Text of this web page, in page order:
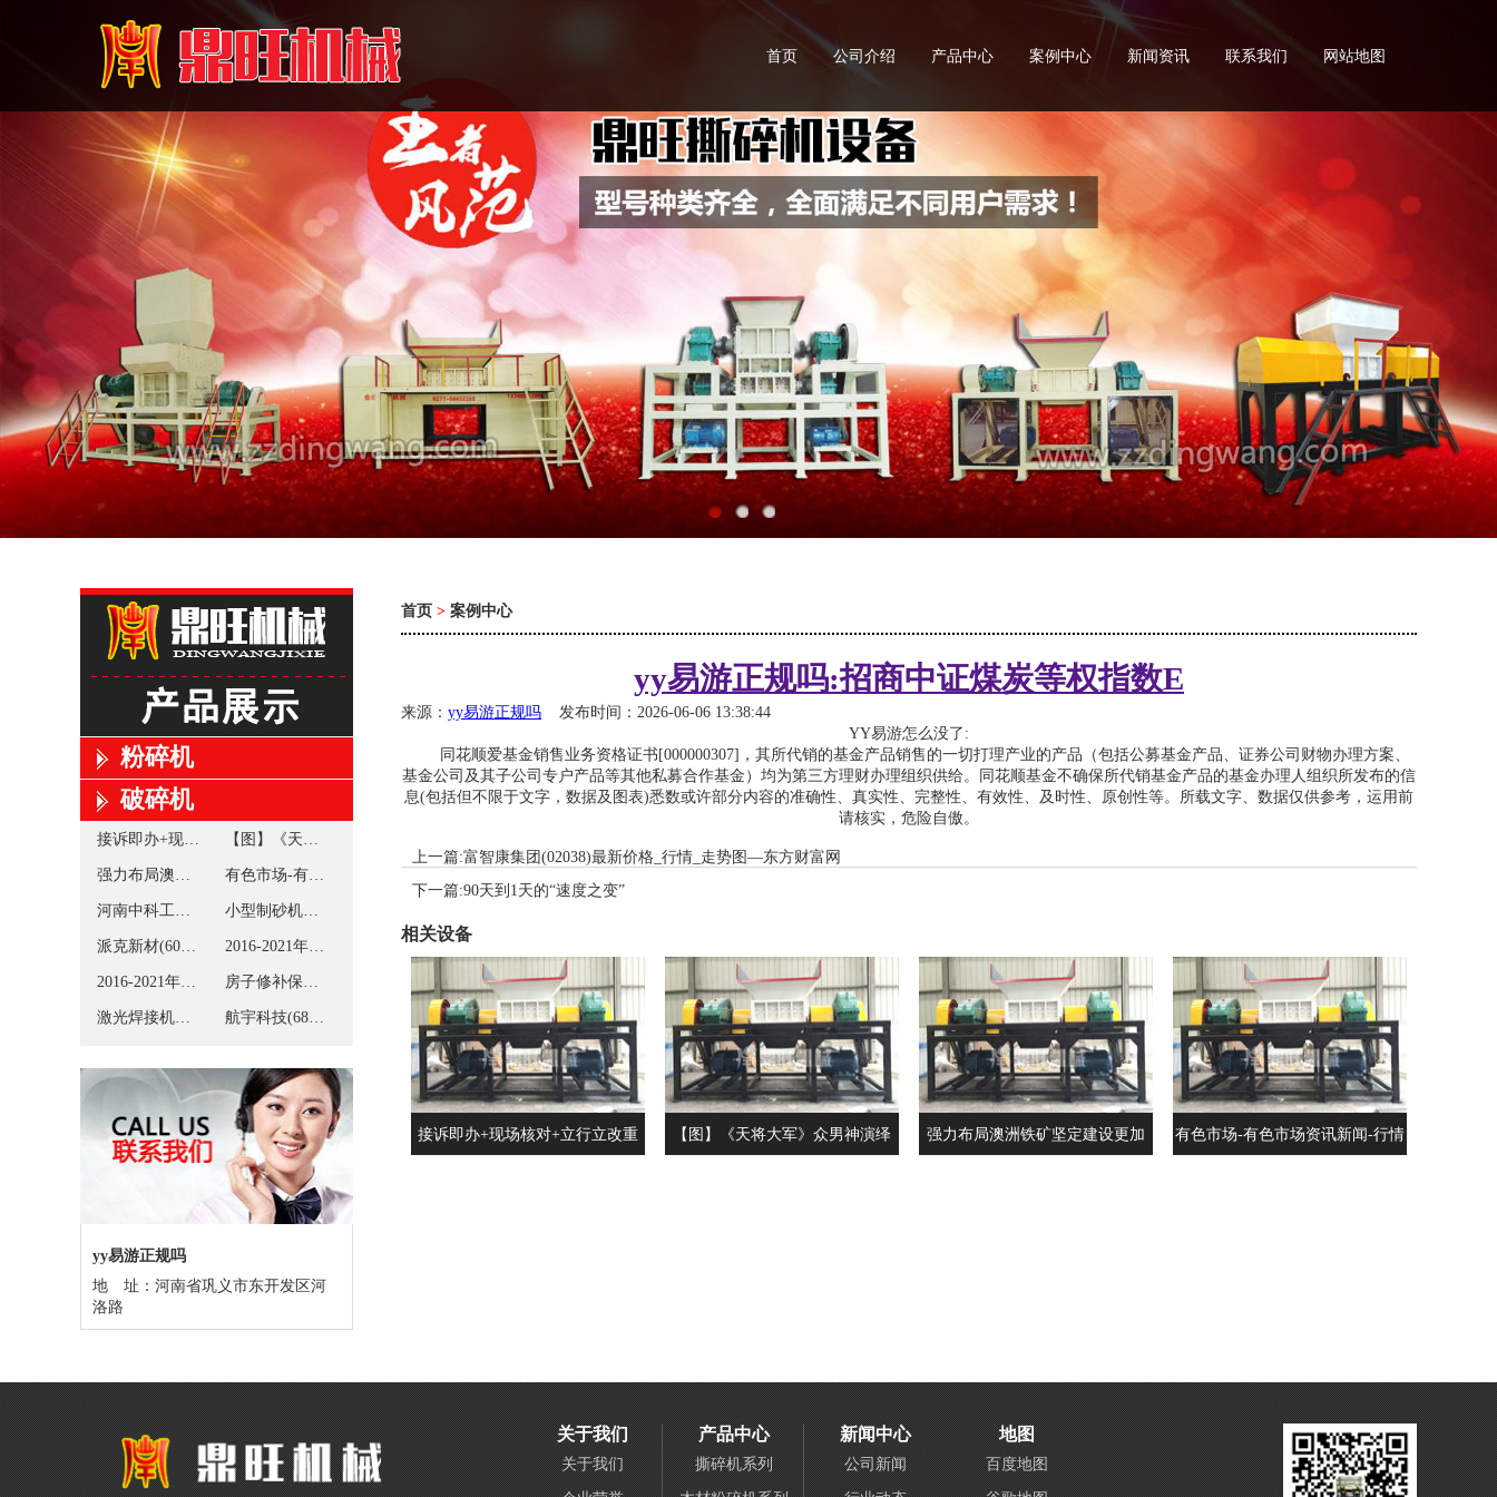
首页 公司介绍 产品中心 案例中心 新闻资讯 联系我们 网站地图
粉碎机
破碎机
yy易游正规吗
地 址：河南省巩义市东开发区河
洛路
首页 > 案例中心
yy易游正规吗:招商中证煤炭等权指数E
来源： yy易游正规吗 发布时间：2026-06-06 13:38:44
YY易游怎么没了:
同花顺爱基金销售业务资格证书[000000307]，其所代销的基金产品销售的一切打理产业的产品（包括公募基金产品、证券公司财物办理方案、
基金公司及其子公司专户产品等其他私募合作基金）均为第三方理财办理组织供给。同花顺基金不确保所代销基金产品的基金办理人组织所发布的信
息(包括但不限于文字，数据及图表)悉数或许部分内容的准确性、真实性、完整性、有效性、及时性、原创性等。所载文字、数据仅供参考，运用前
请核实，危险自傲。
上一篇:富智康集团(02038)最新价格_行情_走势图—东方财富网
下一篇:90天到1天的“速度之变”
相关设备
接诉即办+现场核对+立行立改重 【图】《天将大军》众男神演绎 强力布局澳洲铁矿坚定建设更加 有色市场-有色市场资讯新闻-行情
关于我们
关于我们
产品中心
撕碎机系列
新闻中心
公司新闻
地图
百度地图